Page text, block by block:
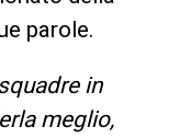
parole.
in
meglio,